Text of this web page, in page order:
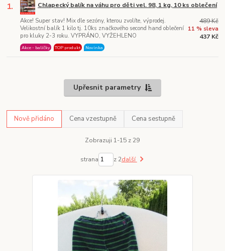
1. Chlapecký balík na váhu pro děti vel. 98, 1 kg, 10 ks oblečení
Akce! Super stav! Mix dle sezóny, kterou zvolíte, výprodej.
Velikostní balík 1 kilo tj. 10ks značkového second hand oblečení
pro kluky 2-3 roku. VYPRÁNO, VYŽEHLENO
Akce - balíčky TOP produkt Novinka
489 Kč
11 % sleva
437 Kč
Upřesnit parametry
Nově přidáno Cena vzestupně Cena sestupně
Zobrazuji 1-15 z 29
strana z 2další